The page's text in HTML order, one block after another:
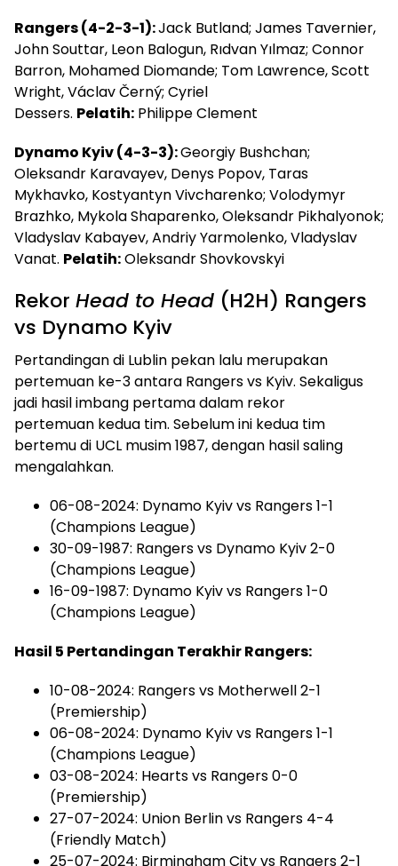
Rangers (4-2-3-1):Jack Butland; James Tavernier,
John Souttar, Leon Balogun, Rıdvan Yılmaz; Connor
Barron, Mohamed Diomande; Tom Lawrence, Scott
Wright, Václav Černý; Cyriel
Dessers. Pelatih: Philippe Clement
Dynamo Kyiv (4-3-3):Georgiy Bushchan;
Oleksandr Karavayev, Denys Popov, Taras
Mykhavko, Kostyantyn Vivcharenko; Volodymyr
Brazhko, Mykola Shaparenko, Oleksandr Pikhalyonok;
Vladyslav Kabayev, Andriy Yarmolenko, Vladyslav
Vanat. Pelatih:Oleksandr Shovkovskyi
Rekor Head to Head (H2H) Rangers
vs Dynamo Kyiv
Pertandingan di Lublin pekan lalu merupakan
pertemuan ke-3 antara Rangers vs Kyiv. Sekaligus
jadi hasil imbang pertama dalam rekor
pertemuan kedua tim. Sebelum ini kedua tim
bertemu di UCL musim 1987, dengan hasil saling
mengalahkan.
06-08-2024: Dynamo Kyiv vs Rangers 1-1
(Champions League)
30-09-1987: Rangers vs Dynamo Kyiv 2-0
(Champions League)
16-09-1987: Dynamo Kyiv vs Rangers 1-0
(Champions League)
Hasil 5 Pertandingan Terakhir Rangers:
10-08-2024: Rangers vs Motherwell 2-1
(Premiership)
06-08-2024: Dynamo Kyiv vs Rangers 1-1
(Champions League)
03-08-2024: Hearts vs Rangers 0-0
(Premiership)
27-07-2024: Union Berlin vs Rangers 4-4
(Friendly Match)
25-07-2024: Birmingham City vs Rangers 2-1